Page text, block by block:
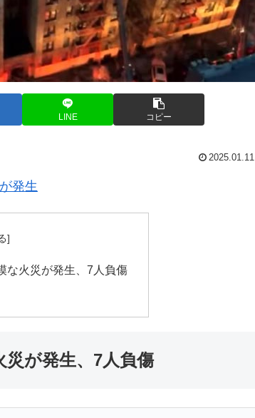
LINE コピー
2025.01.11
発生
な火災が発生、7人負傷
が発生、7人負傷